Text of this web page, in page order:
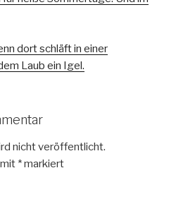
dort schläft in einer
Laub ein Igel.
nicht veröffentlicht.
*markiert